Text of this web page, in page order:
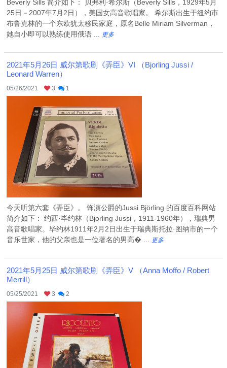
Beverly Sills 简介如下： 贝弗利·希尔斯（Beverly Sills，1929年5月
25日－2007年7月2日），美国女高音歌唱家。 希尔斯出生于纽约市
布鲁克林的一个东欧犹太移民家庭，原名Belle Miriam Silverman，
她自小即可以熟练使用俄语 ...
更多
2021年5月26日 威尔第歌剧《弄臣》VI （Bjorling Jussi /
Leonard Warren）
05/26/2021 3 1
今天听第六套《弄臣》。 饰演公爵的Jussi Björling 的百度百科网站
简介如下： 约西·毕约林（Bjorling Jussi，1911-1960年），瑞典男
高音歌唱家。毕约林1911年2月2日出生于瑞典斯托拉·图纳市的一个
音乐世家，他的父亲也是一位著名的男高� ...
更多
2021年5月25日 威尔第歌剧《弄臣》V （Anna Moffo / Robert
Merrill）
05/25/2021 3 2